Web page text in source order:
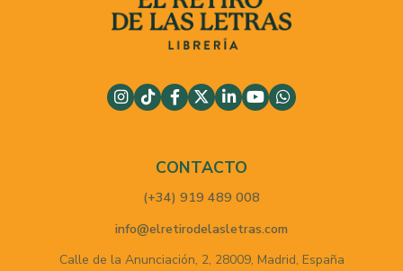
CONTACTO
(+34) 919 489 008
info@elretirodelasletras.com
Calle de la Anunciación, 2, 28009, Madrid, España